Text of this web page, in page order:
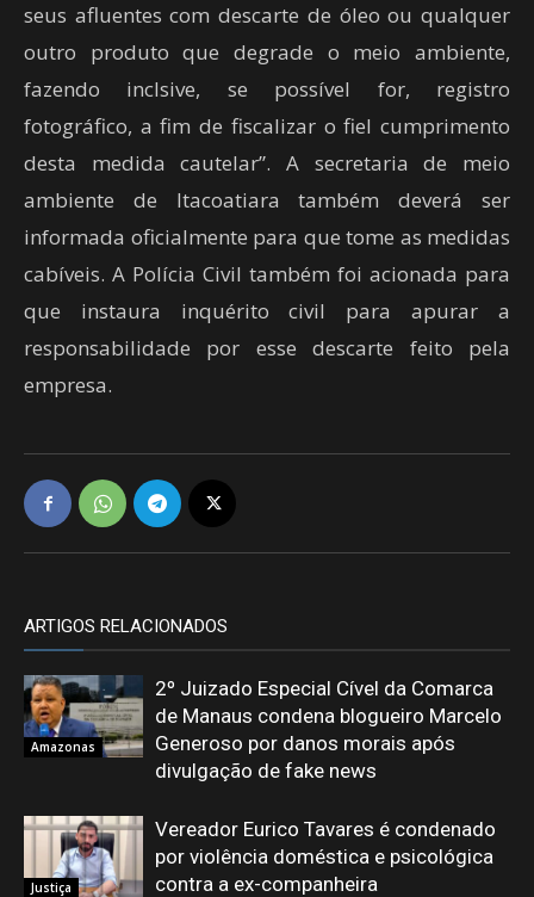
seus afluentes com descarte de óleo ou qualquer
outro produto que degrade o meio ambiente,
fazendo inclsive, se possível for, registro
fotográfico, a fim de fiscalizar o fiel cumprimento
desta medida cautelar”. A secretaria de meio
ambiente de Itacoatiara também deverá ser
informada oficialmente para que tome as medidas
cabíveis. A Polícia Civil também foi acionada para
que instaura inquérito civil para apurar a
responsabilidade por esse descarte feito pela
empresa.
ARTIGOS RELACIONADOS
Amazonas
2º Juizado Especial Cível da Comarca
de Manaus condena blogueiro Marcelo
Generoso por danos morais após
divulgação de fake news
Justiça
Vereador Eurico Tavares é condenado
por violência doméstica e psicológica
contra a ex-companheira